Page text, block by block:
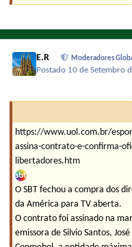
E.R Moderadores
Postado 10 de Setembro
https://www.uol.com.br/
assina-contrato-e-confirma-
libertadores.htm
O SBT fechou a compra dos
da América para TV aberta.
O contrato foi assinado na
emissora de Silvio Santos,